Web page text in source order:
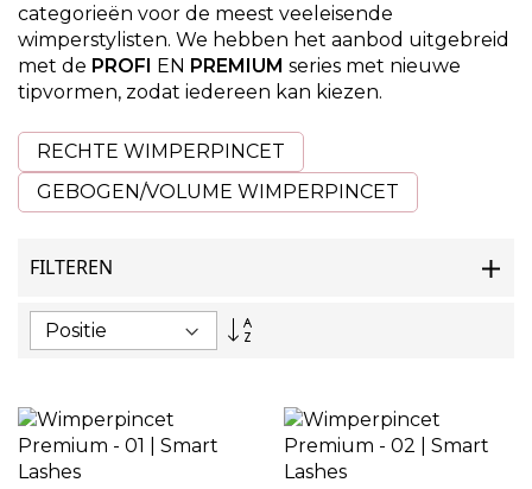
categorieën voor de meest veeleisende
wimperstylisten. We hebben het aanbod uitgebreid
met de PROFI EN PREMIUM series met nieuwe
tipvormen, zodat iedereen kan kiezen.
RECHTE WIMPERPINCET
GEBOGEN/VOLUME WIMPERPINCET
FILTEREN
Van
sorteren